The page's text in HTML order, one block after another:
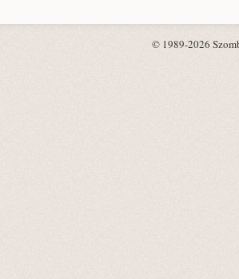
© 1989-2026